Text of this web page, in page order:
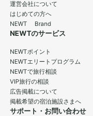
運営会社について
はじめての方へ
NEWT Brand
NEWTのサービス
NEWTポイント
NEWTエリートプログラム
NEWTで旅行相談
VIP旅行の相談
広告掲載について
掲載希望の宿泊施設さまへ
サポート・お問い合わせ